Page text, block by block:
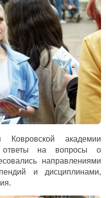
Ковровской академии
ответы на вопросы о
направлениями
и дисциплинами,